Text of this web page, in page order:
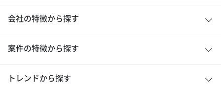
会社の特徴から探す
案件の特徴から探す
トレンドから探す